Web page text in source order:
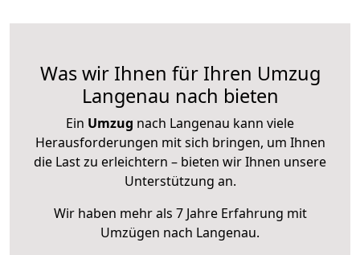
Was wir Ihnen für Ihren Umzug
Langenau nach bieten
Ein Umzug nach Langenau kann viele
Herausforderungen mit sich bringen, um Ihnen
die Last zu erleichtern – bieten wir Ihnen unsere
Unterstützung an.
Wir haben mehr als 7 Jahre Erfahrung mit
Umzügen nach Langenau.